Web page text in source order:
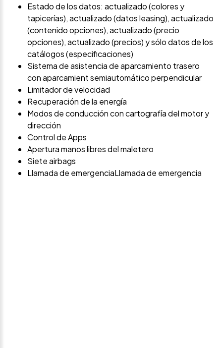
Estado de los datos: actualizado (colores y
tapicerías), actualizado (datos leasing), actualizado
(contenido opciones), actualizado (precio
opciones), actualizado (precios) y sólo datos de los
catálogos (especificaciones)
Sistema de asistencia de aparcamiento trasero
con aparcamient semiautomático perpendicular
Limitador de velocidad
Recuperación de la energía
Modos de conducción con cartografía del motor y
dirección
Control de Apps
Apertura manos libres del maletero
Siete airbags
Llamada de emergenciaLlamada de emergencia